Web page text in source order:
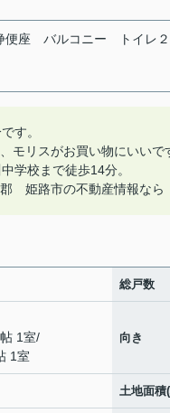
便座 バルコニー トイレ
す。
モリスがお買い物にいいで
学校まで徒歩14分。
路市の不動産情報なら
総戸数
1室/
1室
向き
土地面積